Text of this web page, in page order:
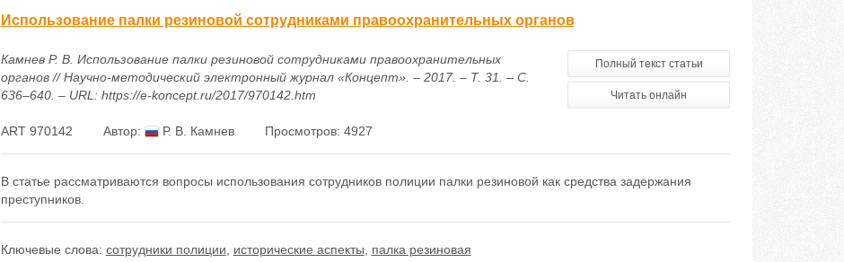
Использование палки резиновой сотрудниками правоохранительных органов
Камнев Р. В. Использование палки резиновой сотрудниками правоохранительных
органов // Научно-методический электронный журнал «Концепт». – 2017. – Т. 31. – С.
636–640. – URL: https://e-koncept.ru/2017/970142.htm
Полный текст статьи
Читать онлайн
ART 970142 Автор: Р. В. Камнев Просмотров: 4927
В статье рассматриваются вопросы использования сотрудников полиции палки резиновой как средства задержания
преступников.
Ключевые слова: сотрудники полиции исторические аспекты палка резиновая